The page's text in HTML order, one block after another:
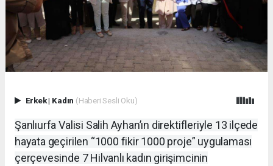
Erkek| Kadın (Haberi Sesli Oku)
Şanlıurfa Valisi Salih Ayhan’ın direktifleriyle 13 ilçede
hayata geçirilen “1000 fikir 1000 proje” uygulaması
çerçevesinde 7 Hilvanlı kadın girişimcinin